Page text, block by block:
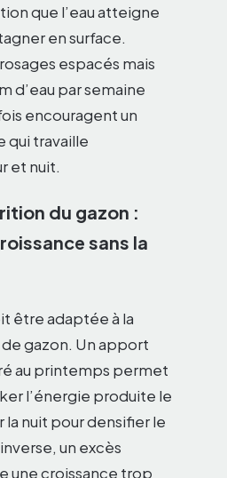
que l’eau atteigne
en surface.
espacés mais
d’eau par semaine
encouragent un
qui travaille
et nuit.
du gazon :
sans la
être adaptée à la
gazon. Un apport
au printemps permet
l’énergie produite le
la nuit pour densifier le
un excès
une croissance trop